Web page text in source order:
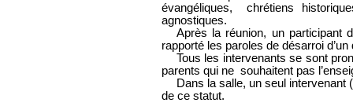
évangéliques, chrétiens
agnostiques.
Après la réunion, un participant
rapporté les paroles de désarroi
Tous les intervenants se sont
parents qui ne souhaitent pas
Dans la salle, un seul intervenant
de ce statut.